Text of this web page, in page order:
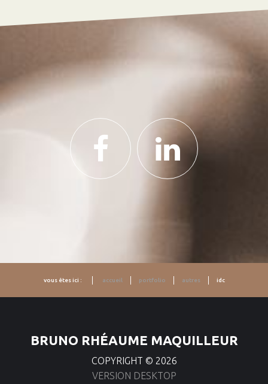
vous êtes ici : accueil portfolio autres idc
BRUNO RHÉAUME MAQUILLEUR
COPYRIGHT © 2026
VERSION DESKTOP